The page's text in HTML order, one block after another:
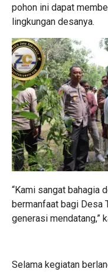
pohon ini dapat
lingkungan desanya.
“Kami sangat bahagia
bermanfaat bagi Desa
generasi mendatang,”
Selama kegiatan